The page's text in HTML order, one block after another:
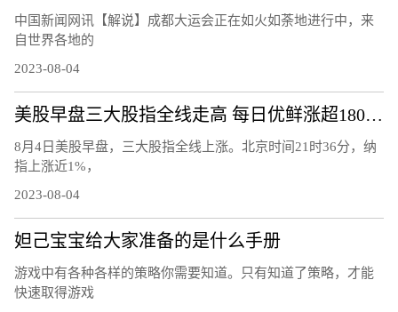
中国新闻网讯【解说】成都大运会正在如火如荼地进行中，来
自世界各地的
2023-08-04
美股早盘三大股指全线走高 每日优鲜涨超180%触发熔断
8月4日美股早盘，三大股指全线上涨。北京时间21时36分，纳
指上涨近1%，
2023-08-04
妲己宝宝给大家准备的是什么手册
游戏中有各种各样的策略你需要知道。只有知道了策略，才能
快速取得游戏